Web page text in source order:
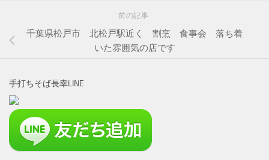
前の記事
千葉県松戸市 北松戸駅近く 割烹 食事会 落ち着
いた雰囲気の店です
手打ちそば長幸LINE